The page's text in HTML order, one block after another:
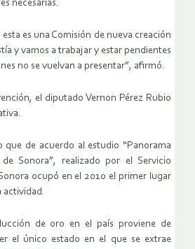
necesarias.
es una Comisión de nueva creación
y vamos a trabajar y estar pendientes
no se vuelvan a presentar”, afirmó.
el diputado Vernon Pérez Rubio
que de acuerdo al estudio “Panorama
Sonora”, realizado por el Servicio
ocupó en el 2010 el primer lugar
actividad.
de oro en el país proviene de
el único estado en el que se extrae